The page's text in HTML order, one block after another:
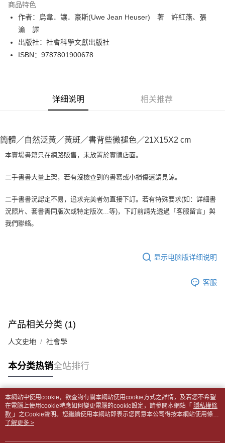
Apple Pay
街口支付
悠遊付
1. 本服务由台湾大哥大提供，电信用户可立即使用无须另外申请。（限个人
2. 付款方式选择 “大哥付你分期”，订单成立后会自动跳转到大哥付的交易流
交易。
4. 订单成立30分钟内，如未前往确认交易或遇审核未通过，订单将自动取
消。如遇 “转专审核”未通过状况，表示未达系统评分，恕无法说明评估内
容。
【缴款方式说明】
1. 本服务系由 “台湾大哥大股份有限公司”所提供，让用户于交易时，得通过
料（包含姓名、电话或地址）提供予台湾大哥大进项收集、处理及利用，由
台湾大哥大与本人进行分期账单所需资料之确认、核对及更正。
3. 完整用户服务条款，请详阅以下链接：
AFTEE先享后付
相关说明
窗。
3. 訂單確認後不需事先繳費，商品會配送至您的指定地址。
4. 下訂完成後，您的手機會收到一封繳費通知簡訊，APP會員則會收到
AFTEE APP推播通知。
5. 收到商品當下無需繳費，確認無誤後，請再利用繳費通知簡訊或AFTEE
請留意繳費期限為 14 天。唯有下載 AFTEE App 成為 AFTEE 會員者方能享
繳費期限，為商家向您請款的時間，再加上使用AFTEE可延長的天數所計算
出。使用AFTEE下訂可以延長您收到商品前的繳費天數，但無法保證一定能
二、付款限制
之上限額度
3. 目前僅支援台灣會員
三、聲明條款
「AFTEE先享後付」(下稱本服務)乃由恩沛科技股份有限公司(下稱 AFTEE )
所提供，並由 AFTEE 向您收取款項。因使用本服務所須提供之個人資料(包
含但不限於訂購人姓名、電話，收件人姓名、電話、收件地址)，將交付予
AFTEE 於本服務必要服務範圍內運用。關於 AFTEE 對於個人資料之蒐集、
處理、利用，詳參 AFTEE 官網之『個人資料蒐集、處理及利用告知聲明』
运送方式
全家取貨付款【書籍"本數"8本以上，建議使用中華郵政宅配包
裹】
7-11取貨付款【書籍"本數"8本以上，建議使用中華郵政宅配
每笔NT$65，满NT$688(含以上)免运费
中華郵政包裹
每笔NT$65，满NT$688(含以上)免运费
中華郵政包裹(離島)
每笔NT$65，满NT$688(含以上)免运费
商品特色
作者：烏韋．讓．豪斯(Uwe Jean Heuser) 著 許紅燕、張
渝 譯
出版社：社會科學文獻出版社
ISBN：9787801900678
详细说明 相关推荐
簡體／自然泛黃／黃斑／書背些微褪色／21X15X2 cm
本賣場書籍只在網路販售，未放置於實體店面。
二手書書大量上架，若有沒檢查到的書寫或小損傷還請見諒。
二手書書況認定不易，追求完美者勿直接下訂。若有特殊要求(如：詳細書
況照片、套書需同版次或特定版次...等)，下訂前請先透過「客服留言」與
我們聯絡。
显示电脑版详细说明
客服
产品相关分类 (1)
人文史地 社會學
本分类热销全站排行
热门标签
本網站中使用cookie，欲查詢有關本網站使用cookie方式之詳情，及若您不希望
在電腦上使用cookie時應如何變更電腦的cookie設定，請參閱本網站「 隱私權條
款 」之Cookie聲明。您繼續使用本網站即表示您同意本公司得按本網站使用條款
之Cookie聲明使用cookie。
了解更多 >